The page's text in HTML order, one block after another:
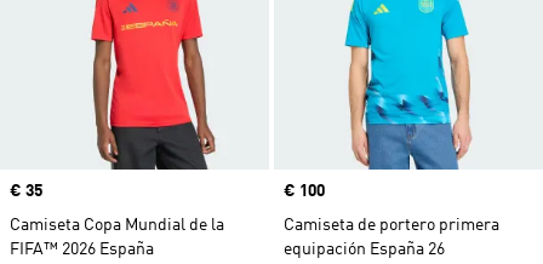
Precio
€ 35
Camiseta Copa Mundial de la
FIFA™ 2026 España
Precio
€ 100
Camiseta de portero primera
equipación España 26